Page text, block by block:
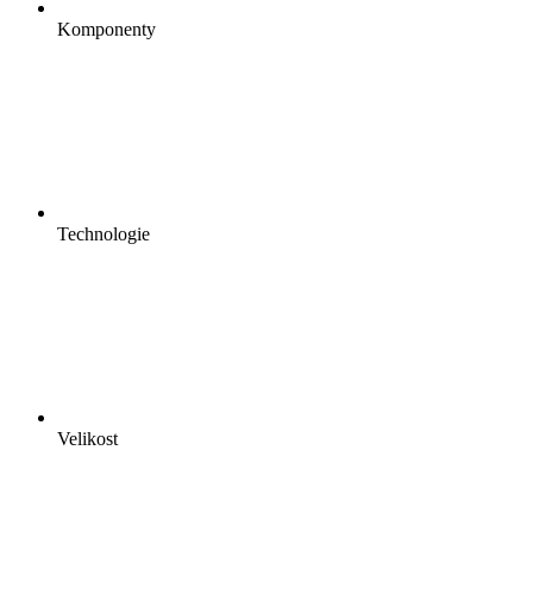
Komponenty
Technologie
Velikost